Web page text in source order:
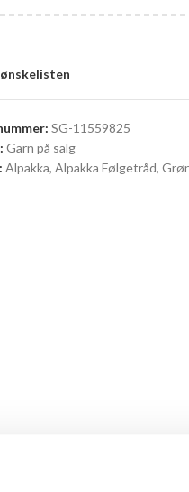
ønskelisten
SG-11559825
Garn på salg
Alpakka, Alpakka Følgetråd,